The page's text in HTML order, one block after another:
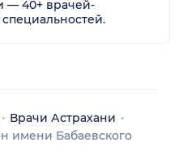
— 40+ врачей-
Врачи Астрахани
имени Бабаевского